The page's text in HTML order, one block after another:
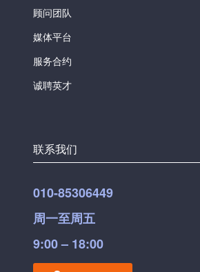
顾问团队
媒体平台
服务合约
诚聘英才
联系我们
010-85306449
周一至周五
9:00 – 18:00